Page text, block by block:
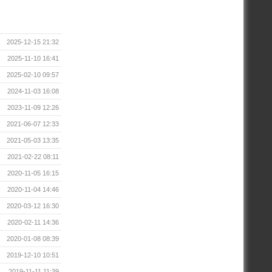
2025-12-15 21:32
2025-11-10 16:41
2025-02-10 09:57
2024-11-03 16:08
2023-11-09 12:26
2021-06-07 12:33
2021-05-03 13:35
2021-02-22 08:11
2020-11-05 16:15
2020-11-04 14:46
2020-03-12 16:30
2020-02-11 14:36
2020-01-08 08:39
2019-12-10 10:51